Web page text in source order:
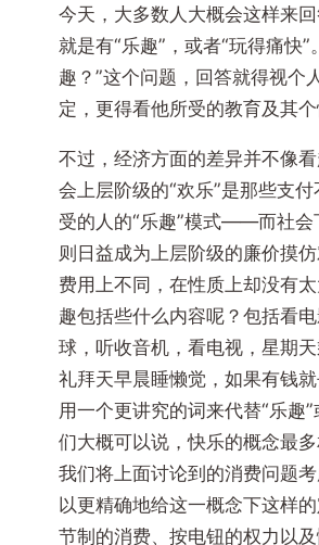
今天，大多数人大概会这样来
就是有“乐趣”，或者“玩得痛快
趣？”这个问题，回答就得视个
定，更得看他所受的教育及其个
不过，经济方面的差异并不像
会上层阶级的“欢乐”是那些支
受的人的“乐趣”模式——而社会
则日益成为上层阶级的廉价摸
费用上不同，在性质上却没有
趣包括些什么内容呢？包括看
球，听收音机，看电视，星期
礼拜天早晨睡懒觉，如果有钱
用一个更讲究的词来代替“乐趣
们大概可以说，快乐的概念最
我们将上面讨论到的消费问题
以更精确地给这一概念下这样
节制的消费、按电钮的权力以及